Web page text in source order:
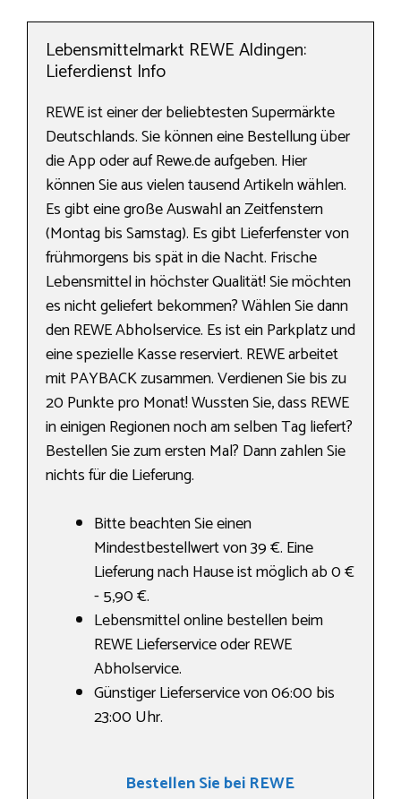
Lebensmittelmarkt REWE Aldingen:
Lieferdienst Info
REWE ist einer der beliebtesten Supermärkte
Deutschlands. Sie können eine Bestellung über
die App oder auf Rewe.de aufgeben. Hier
können Sie aus vielen tausend Artikeln wählen.
Es gibt eine große Auswahl an Zeitfenstern
(Montag bis Samstag). Es gibt Lieferfenster von
frühmorgens bis spät in die Nacht. Frische
Lebensmittel in höchster Qualität! Sie möchten
es nicht geliefert bekommen? Wählen Sie dann
den REWE Abholservice. Es ist ein Parkplatz und
eine spezielle Kasse reserviert. REWE arbeitet
mit PAYBACK zusammen. Verdienen Sie bis zu
20 Punkte pro Monat! Wussten Sie, dass REWE
in einigen Regionen noch am selben Tag liefert?
Bestellen Sie zum ersten Mal? Dann zahlen Sie
nichts für die Lieferung.
Bitte beachten Sie einen
Mindestbestellwert von 39 €. Eine
Lieferung nach Hause ist möglich ab 0 €
- 5,90 €.
Lebensmittel online bestellen beim
REWE Lieferservice oder REWE
Abholservice.
Günstiger Lieferservice von 06:00 bis
23:00 Uhr.
Bestellen Sie bei REWE